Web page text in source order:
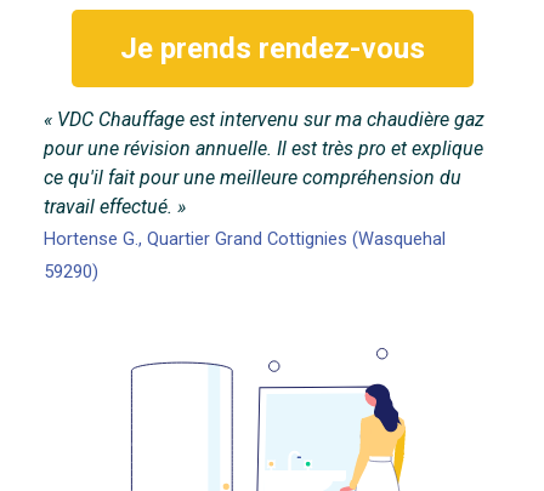
Je prends rendez-vous
« VDC Chauffage est intervenu sur ma chaudière gaz
pour une révision annuelle. Il est très pro et explique
ce qu'il fait pour une meilleure compréhension du
travail effectué. »
Hortense G., Quartier Grand Cottignies (Wasquehal
59290)